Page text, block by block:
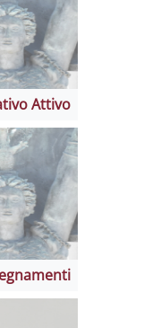
Tirocinio Formativo
Altri